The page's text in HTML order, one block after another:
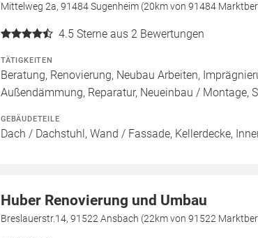
Mittelweg 2a, 91484 Sugenheim (20km von 91484
4.5 Sterne aus 2 Bewertungen
TÄTIGKEITEN
Beratung, Renovierung, Neubau Arbeiten,
Außendämmung, Reparatur, Neueinbau / Montage,
GEBÄUDETEILE
Dach / Dachstuhl, Wand / Fassade, Kellerdecke,
Huber Renovierung und Umbau
Breslauerstr.14, 91522 Ansbach (22km von 91522